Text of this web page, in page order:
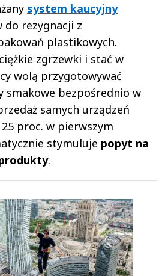
system kaucyjny
do rezygnacji z
plastikowych.
zgrzewki i stać w
wolą przygotowywać
smakowe bezpośrednio w
samych urządzeń
proc. w pierwszym
stymuluje popyt na
.